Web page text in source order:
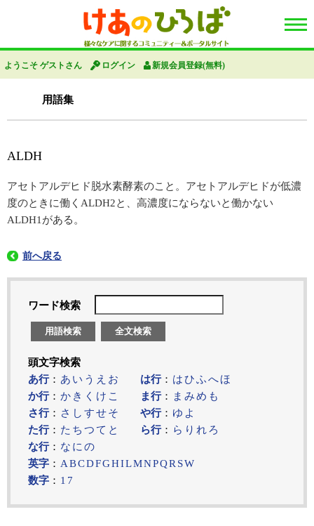
ようこそ ゲストさん ログイン 新規会員登録(無料)
用語集
ALDH
アセトアルデヒド脱水素酵素のこと。アセトアルデヒドが低濃
度のときに働くALDH2と、高濃度にならないと働かない
ALDH1がある。
前へ戻る
ワード検索
用語検索 全文検索
頭文字検索
あ行： あ い う え お
か行： か き く け こ
さ行： さ し すせそ
た行： た ち つて と
な行： な に の
は行： はひふへほ
ま行： ま みめ も
や行： ゆ よ
ら行： ら り れろ
英字 ： ABCDFGHILMNPQR SW
数字 ： 1 7